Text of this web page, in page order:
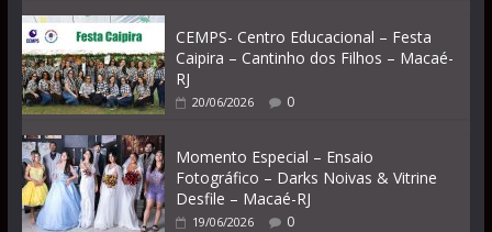
CEMPS- Centro Educacional – Festa
Caipira – Cantinho dos Filhos – Macaé-
RJ
20/06/2026 0
Momento Especial – Ensaio
Fotográfico – Darks Noivas & Vitrine
Desfile – Macaé-RJ
19/06/2026 0